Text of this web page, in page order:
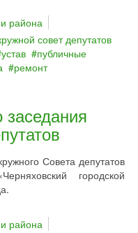
района
совет депутатов
устав
публичные
ремонт
заседания
Совета депутатов
городской
района